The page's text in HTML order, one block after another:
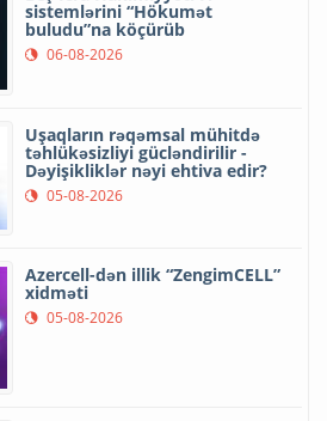
sistemlərini “Hökumət
buludu”na köçürüb
06-08-2026
Uşaqların rəqəmsal mühitdə
təhlükəsizliyi gücləndirilir -
Dəyişikliklər nəyi ehtiva edir?
05-08-2026
Azercell-dən illik “ZengimCELL”
xidməti
05-08-2026